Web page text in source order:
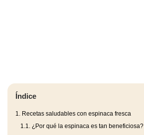
Índice
1. Recetas saludables con espinaca fresca
1.1. ¿Por qué la espinaca es tan beneficiosa?